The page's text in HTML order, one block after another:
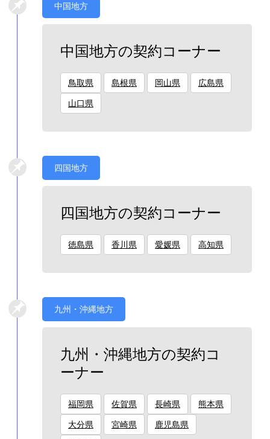
中国地方
中国地方の契約コーナー
鳥取県 島根県 岡山県 広島県
山口県
四国地方
四国地方の契約コーナー
徳島県 香川県 愛媛県 高知県
九州・沖縄地方
九州・沖縄地方の契約コ
ーナー
福岡県 佐賀県 長崎県 熊本県
大分県 宮崎県 鹿児島県